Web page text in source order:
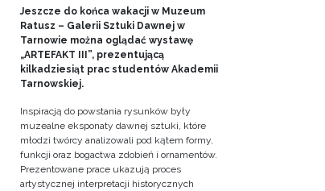
Jeszcze do końca wakacji w Muzeum
Ratusz – Galerii Sztuki Dawnej w
Tarnowie można oglądać wystawę
„ARTEFAKT III”, prezentującą
kilkadziesiąt prac studentów Akademii
Tarnowskiej.
Inspiracją do powstania rysunków były
muzealne eksponaty dawnej sztuki, które
młodzi twórcy analizowali pod kątem formy,
funkcji oraz bogactwa zdobień i ornamentów.
Prezentowane prace ukazują proces
artystycznej interpretacji historycznych